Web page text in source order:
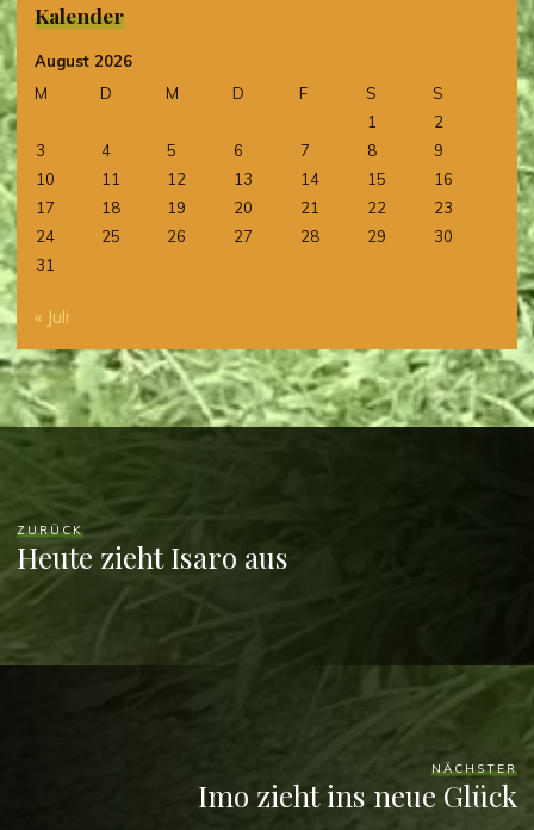
Kalender
August 2026
M
D M D F S
S
1
2
3
4 5 6 7 8
9
10
11 12 13 14 15
16
17
18 19 20 21 22
23
24
25 26 27 28 29
30
31
« Juli
ZURÜCK
Heute zieht Isaro aus
NÄCHSTER
Imo zieht ins neue Glück